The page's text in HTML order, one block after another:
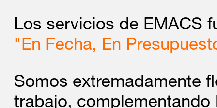
seguras, no sólo en
móviles, tablets y
comunicación.
Los servicios de EMACS
"En Fecha, En
Somos extremadamente
trabajo,